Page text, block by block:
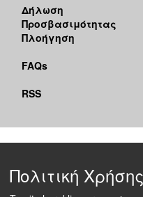
Δήλωση
Προσβασιμότητας
Πλοήγηση
FAQs
RSS
Πολιτική